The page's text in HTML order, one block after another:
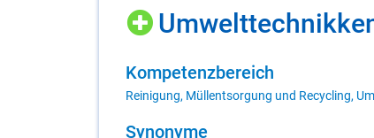
Kom­pe­tenz­be­reich
Reinigung, Müllentsorgung und Recycling,
Syn­ony­me